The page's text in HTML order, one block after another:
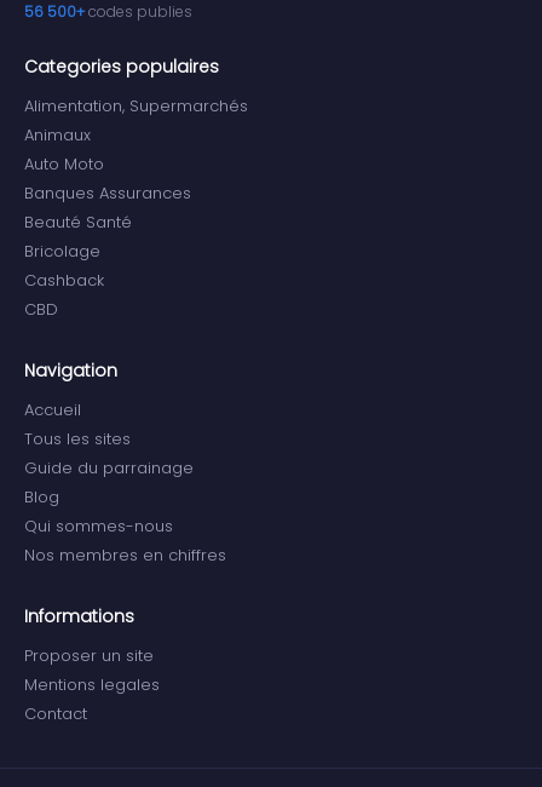
56 500+codes publies
Categories populaires
Alimentation, Supermarchés
Animaux
Auto Moto
Banques Assurances
Beauté Santé
Bricolage
Cashback
CBD
Navigation
Accueil
Tous les sites
Guide du parrainage
Blog
Qui sommes-nous
Nos membres en chiffres
Informations
Proposer un site
Mentions legales
Contact